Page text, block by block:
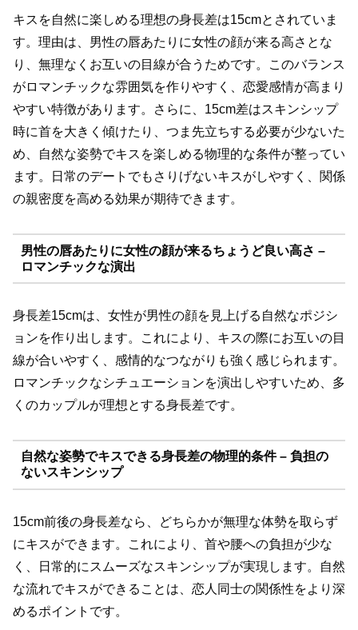
キスを自然に楽しめる理想の身長差は15cmとされていま
す。理由は、男性の唇あたりに女性の顔が来る高さとな
り、無理なくお互いの目線が合うためです。このバランス
がロマンチックな雰囲気を作りやすく、恋愛感情が高まり
やすい特徴があります。さらに、15cm差はスキンシップ
時に首を大きく傾けたり、つま先立ちする必要が少ないた
め、自然な姿勢でキスを楽しめる物理的な条件が整ってい
ます。日常のデートでもさりげないキスがしやすく、関係
の親密度を高める効果が期待できます。
男性の唇あたりに女性の顔が来るちょうど良い高さ –
ロマンチックな演出
身長差15cmは、女性が男性の顔を見上げる自然なポジシ
ョンを作り出します。これにより、キスの際にお互いの目
線が合いやすく、感情的なつながりも強く感じられます。
ロマンチックなシチュエーションを演出しやすいため、多
くのカップルが理想とする身長差です。
自然な姿勢でキスできる身長差の物理的条件 – 負担の
ないスキンシップ
15cm前後の身長差なら、どちらかが無理な体勢を取らず
にキスができます。これにより、首や腰への負担が少な
く、日常的にスムーズなスキンシップが実現します。自然
な流れでキスができることは、恋人同士の関係性をより深
めるポイントです。